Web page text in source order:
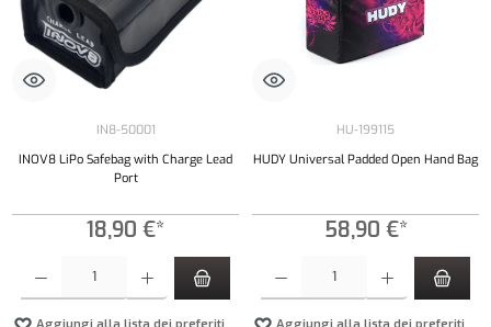
IN8-50001
INOV8 LiPo Safebag with Charge Lead
Port
18,90 €*
HU-199115
HUDY Universal Padded Open Hand Bag
58,90 €*